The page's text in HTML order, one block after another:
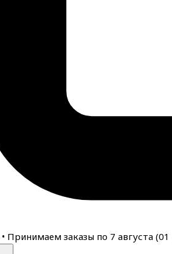
• Принимаем заказы по 7 августа (01